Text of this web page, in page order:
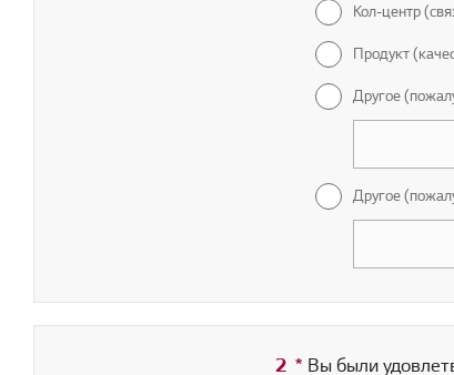
Кол-центр
Продукт
Другое
Другое
2 * Обязательное
Вы были